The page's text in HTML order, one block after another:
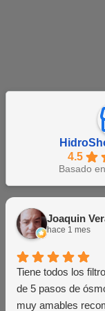
Juan Barajas
hace 1 semana
Buena atención al
de venta
4.5
Basado
Joaquin
hace 1 mes
Tiene todos los
de 5 pasos de
muy amables